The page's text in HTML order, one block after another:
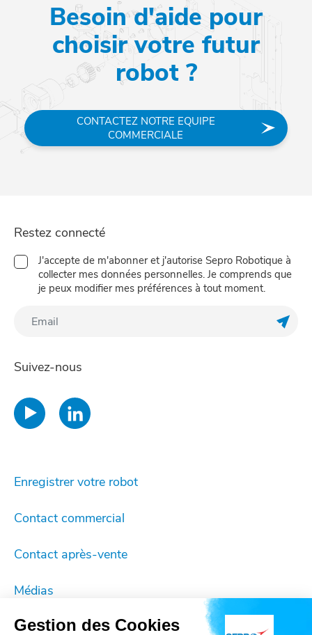
Besoin d'aide pour
choisir votre futur
robot ?
CONTACTEZ NOTRE EQUIPE
COMMERCIALE
Restez connecté
J'accepte de m'abonner et j'autorise Sepro Robotique à
collecter mes données personnelles. Je comprends que
je peux modifier mes préférences à tout moment.
Suivez-nous
Enregistrer votre robot
Contact commercial
Contact après-vente
Médias
Mentions légales
Gestion des Cookies